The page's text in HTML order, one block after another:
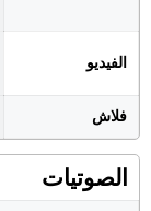
الفيديو
فلاش
الصوتيات